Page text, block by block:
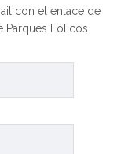
con el enlace de
Parques Eólicos